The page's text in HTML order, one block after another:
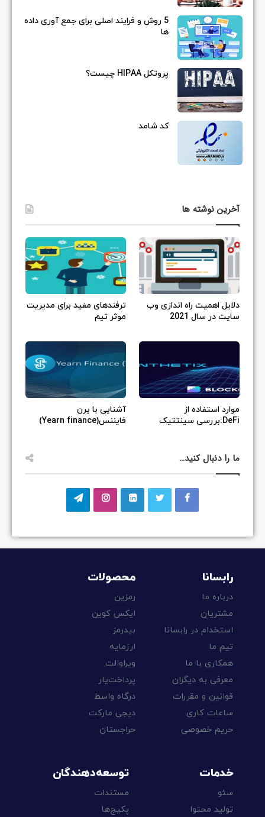
5 روش و فرایند اصلی برای جمع آوری داده
ها
پروتکل HIPAA چیست؟
کد شامد
آخرین نوشته ها
دلایل اهمیت راه اندازی وب
سایت در سال 2021
ترفندهای مفید برای مدیریت
موثر تیم
موارد استفاده از
DeFi:بررسی سینتتیک
آشنایی با یرن
فایننس(Yearn finance)
ما را دنبال کنید…
رابسانا
درباره ما
مشتریان
استخدام در رابسانا
تیم ما
همکاری با ما
معرفی به دیگران
قوانین و مقررات
ساعات کاری
حریم خصوصی
محصولات
رمزین
ایکس کوین
بیدرمز
ارزمایه
ویراوالت
پرداخت‌یار
درگاه واسط
دیجی مارکت
حراجستان
خدمات
سئو
تولید محتوا
توسعه‌دهندگان
مستندات
پکیج‌ها